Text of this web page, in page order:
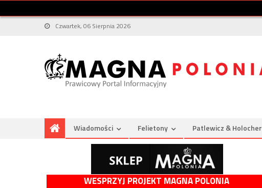
Czwartek, 06 Sierpnia 2026
Wiadomości Felietony Patlewicz & Holocher
WESPRZYJ PROJEKT MAGNA POLONIA